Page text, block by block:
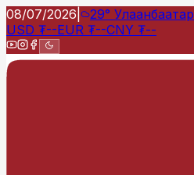
08/07/2026 29° Улаанбаатар
USD ₮--EUR ₮--CNY ₮--